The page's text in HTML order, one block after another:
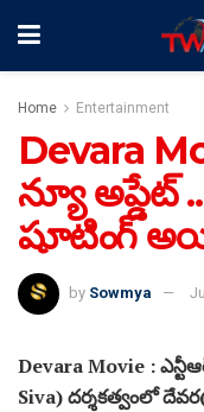
Home Entertainment
Devara
న్యూ
షూటింగ్
by Sowmya
Devara Movie :
Siva) దర్శకత్వంలో